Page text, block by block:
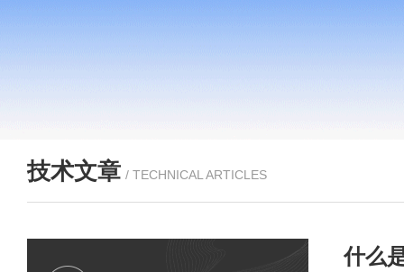
技术文章 / TECHNICAL ARTICLES
什么